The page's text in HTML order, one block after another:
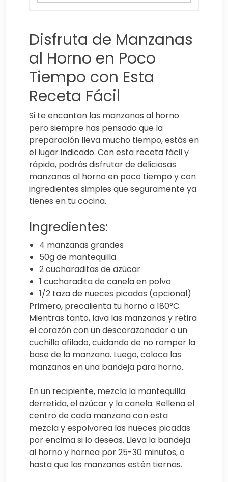
Disfruta de Manzanas
al Horno en Poco
Tiempo con Esta
Receta Fácil
Si te encantan las manzanas al horno
pero siempre has pensado que la
preparación lleva mucho tiempo, estás en
el lugar indicado. Con esta receta fácil y
rápida, podrás disfrutar de deliciosas
manzanas al horno en poco tiempo y con
ingredientes simples que seguramente ya
tienes en tu cocina.
Ingredientes:
4 manzanas grandes
50g de mantequilla
2 cucharaditas de azúcar
1 cucharadita de canela en polvo
1/2 taza de nueces picadas (opcional)
Primero, precalienta tu horno a 180°C.
Mientras tanto, lava las manzanas y retira
el corazón con un descorazonador o un
cuchillo afilado, cuidando de no romper la
base de la manzana. Luego, coloca las
manzanas en una bandeja para horno.
En un recipiente, mezcla la mantequilla
derretida, el azúcar y la canela. Rellena el
centro de cada manzana con esta
mezcla y espolvorea las nueces picadas
por encima si lo deseas. Lleva la bandeja
al horno y hornea por 25-30 minutos, o
hasta que las manzanas estén tiernas.